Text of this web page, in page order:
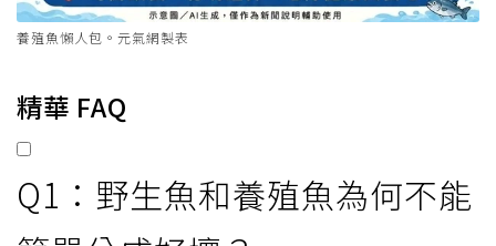
養殖魚懶人包。元氣網製表
精華 FAQ
Q1：野生魚和養殖魚為何不能